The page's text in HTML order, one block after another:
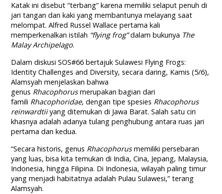
Katak ini disebut “terbang” karena memiliki selaput penuh di
jari tangan dan kaki yang membantunya melayang saat
melompat. Alfred Russel Wallace pertama kali
memperkenalkan istilah “flying frog”dalam bukunya The
Malay Archipelago.
Dalam diskusi SOS#66 bertajuk Sulawesi Flying Frogs:
Identity Challenges and Diversity, secara daring, Kamis (5/6),
Alamsyah menjelaskan bahwa
genus Rhacophorusmerupakan bagian dari
famili Rhacophoridae, dengan tipe spesies Rhacophorus
reinwardtiiyang ditemukan di Jawa Barat. Salah satu ciri
khasnya adalah adanya tulang penghubung antara ruas jari
pertama dan kedua.
“Secara historis, genus Rhacophorusmemiliki persebaran
yang luas, bisa kita temukan di India, Cina, Jepang, Malaysia,
Indonesia, hingga Filipina. Di Indonesia, wilayah paling timur
yang menjadi habitatnya adalah Pulau Sulawesi,” terang
Alamsyah.